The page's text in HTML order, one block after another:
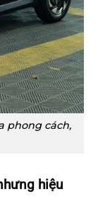
phong cách,
hiệu